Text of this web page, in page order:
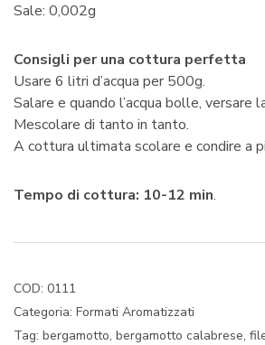
Sale: 0,002g
Consigli per una cottura perfetta
Usare 6 litri d’acqua per 500g.
Salare e quando l’acqua bolle, versare
Mescolare di tanto in tanto.
A cottura ultimata scolare e condire a
Tempo di cottura: 10-12 min.
COD: 0111
Categoria: Formati Aromatizzati
Tag: bergamotto, bergamotto calabrese,